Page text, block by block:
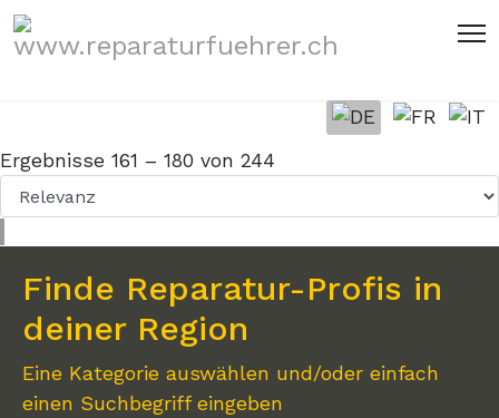
Ergebnisse 161 – 180 von 244
Finde Reparatur-Profis in
deiner Region
Eine Kategorie auswählen und/oder einfach
einen Suchbegriff eingeben